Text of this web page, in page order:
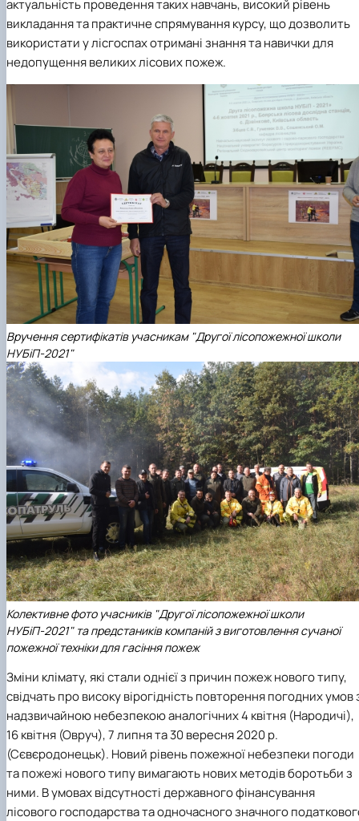
актуальність проведення таких навчань, високий рівень
викладання та практичне спрямування курсу, що дозволить
використати у лісгоспах отримані знання та навички для
недопущення великих лісових пожеж.
Вручення сертифікатів учасникам "Другої лісопожежної школи
НУБіП-2021"
Колективне фото учасників "Другої лісопожежної школи
НУБіП-2021" та предстаників компаній з виготовлення сучаної
пожежної техніки для гасіння пожеж
Зміни клімату, які стали однієї з причин пожеж нового типу,
свідчать про високу вірогідність повторення погодних умов
надзвичайною небезпекою аналогічних 4 квітня (Народичі),
16 квітня (Овруч), 7 липня та 30 вересня 2020 р.
(Сєвєродонецьк). Новий рівень пожежної небезпеки погоди
та пожежі нового типу вимагають нових методів боротьби з
ними. В умовах відсутності державного фінансування
лісового господарства та одночасного значного